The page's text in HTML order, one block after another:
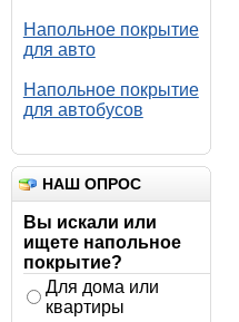
Напольное покрытие
для авто
Напольное покрытие
для автобусов
НАШ ОПРОС
Вы искали или
ищете напольное
покрытие?
Для дома или
квартиры